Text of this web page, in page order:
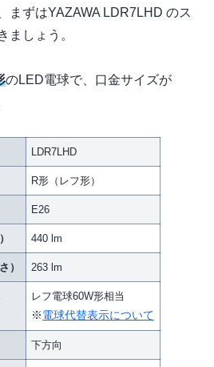
まずはYAZAWA LDR7LHD のス
ましょう。
のLED電球で、口金サイズが
LDR7LHD
R形（レフ形）
E26
440 lm
） 263 lm
レフ電球60W形相当
※電球代替表示について
下方向